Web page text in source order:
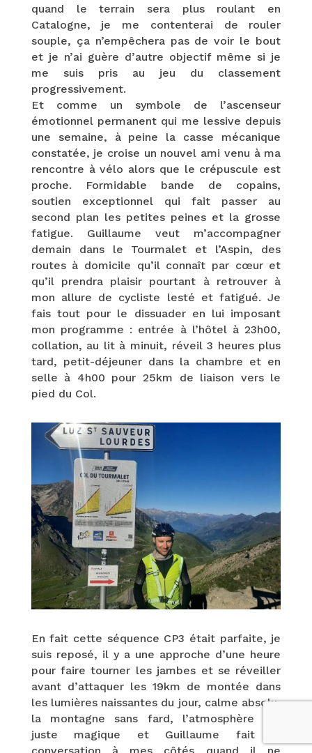
quand le terrain sera plus roulant en
Catalogne, je me contenterai de rouler
souple, ça n’empêchera pas de voir le bout
et je n’ai guère d’autre objectif même si je
me suis pris au jeu du classement
progressivement.
Et comme un symbole de l’ascenseur
émotionnel permanent qui me lessive depuis
une semaine, à peine la casse mécanique
constatée, je croise un nouvel ami venu à ma
rencontre à vélo alors que le crépuscule est
proche. Formidable bande de copains,
soutien exceptionnel qui fait passer au
second plan les petites peines et la grosse
fatigue. Guillaume veut m’accompagner
demain dans le Tourmalet et l’Aspin, des
routes à domicile qu’il connaît par cœur et
qu’il prendra plaisir pourtant à retrouver à
mon allure de cycliste lesté et fatigué. Je
fais tout pour le dissuader en lui imposant
mon programme : entrée à l’hôtel à 23h00,
collation, au lit à minuit, réveil 3 heures plus
tard, petit-déjeuner dans la chambre et en
selle à 4h00 pour 25km de liaison vers le
pied du Col.
En fait cette séquence CP3 était parfaite, je
suis reposé, il y a une approche d’une heure
pour faire tourner les jambes et se réveiller
avant d’attaquer les 19km de montée dans
les lumières naissantes du jour, calme absolu,
la montagne sans fard, l’atmosphère est
juste magique et Guillaume fait la